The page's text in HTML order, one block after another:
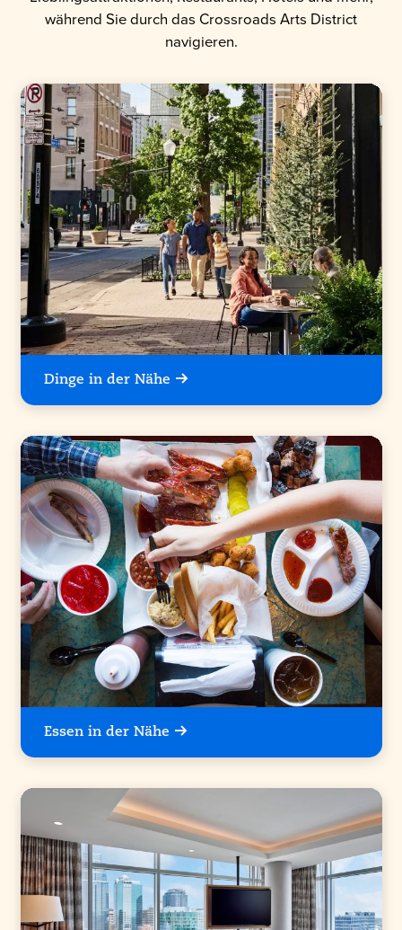
während Sie durch das Crossroads Arts District
navigieren.
Dinge in der Nähe
Essen in der Nähe